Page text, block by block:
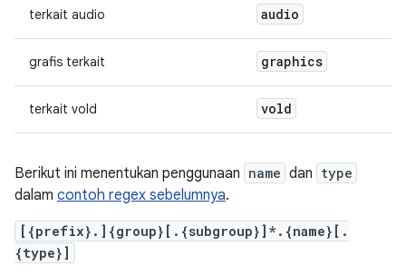
terkait audio audio
grafis terkait graphics
terkait vold vold
Berikut ini menentukan penggunaan name dan type
dalam contoh regex sebelumnya.
[{prefix}.]{group}[.{subgroup}]*.{name}[.
{type}]